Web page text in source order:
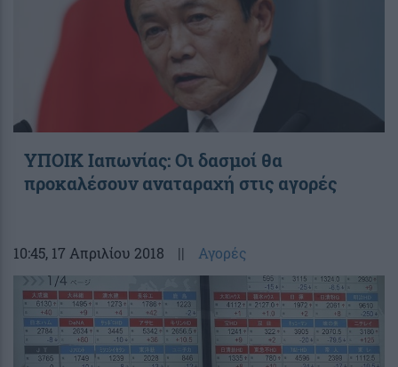
ΥΠΟΙΚ Ιαπωνίας: Οι δασμοί θα
προκαλέσουν αναταραχή στις αγορές
10:45, 17 Απριλίου 2018 || Αγορές